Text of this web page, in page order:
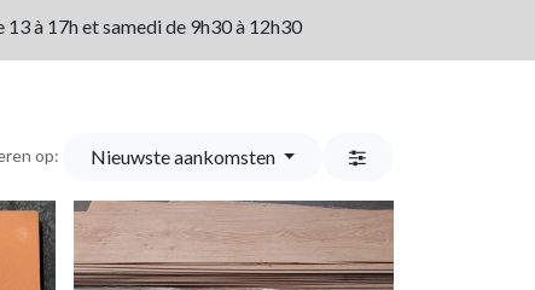
13 à 17h et samedi de 9h30 à 12h30
op: Nieuwste aankomsten